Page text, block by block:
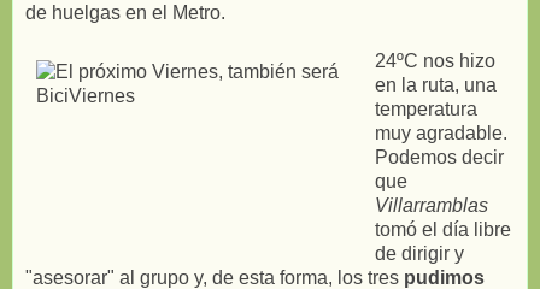
de huelgas en el Metro.
24ºC nos hizo
en la ruta, una
temperatura
muy agradable.
Podemos decir
que
Villarramblas
tomó el día libre
de dirigir y
"asesorar" al grupo y, de esta forma, los tres pudimos